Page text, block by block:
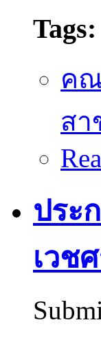
Tags:
คณ
สา
ประ
เวช